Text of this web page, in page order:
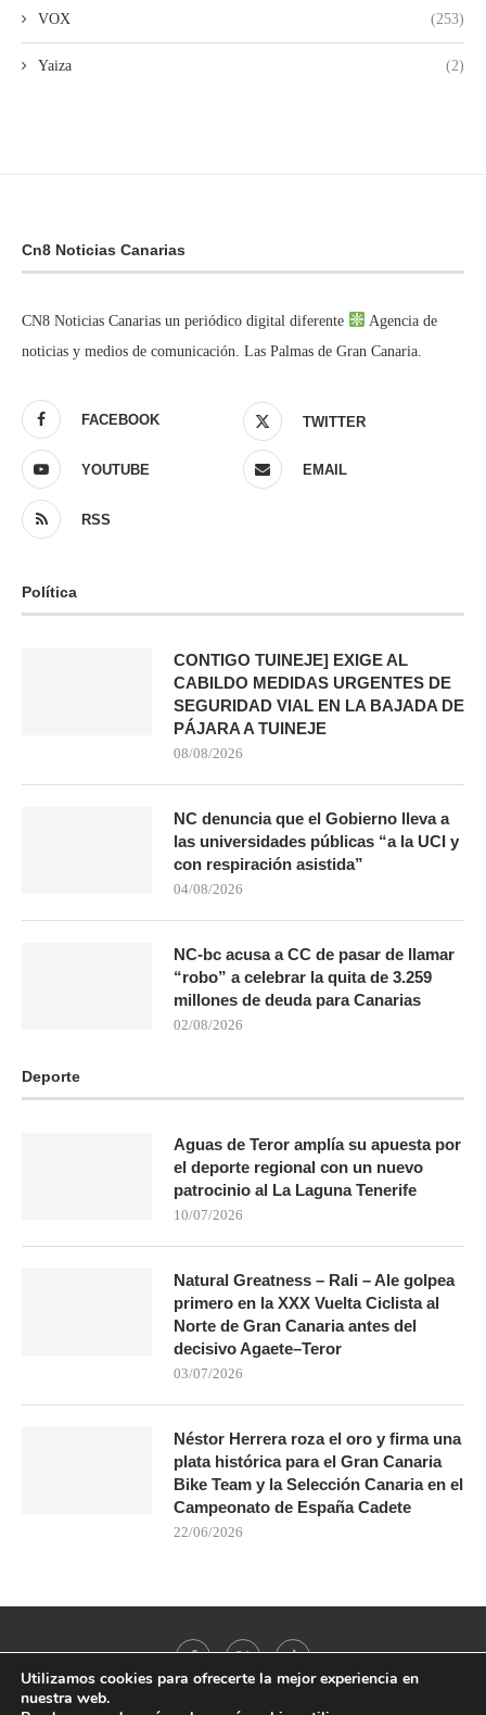
VOX (253)
Yaiza (2)
Cn8 Noticias Canarias
CN8 Noticias Canarias un periódico digital diferente
Agencia de
noticias y medios de comunicación. Las Palmas de Gran Canaria.
FACEBOOK TWITTER
YOUTUBE EMAIL
RSS
Política
CONTIGO TUINEJE] EXIGE AL
CABILDO MEDIDAS URGENTES DE
SEGURIDAD VIAL EN LA BAJADA DE
PÁJARA A TUINEJE
08/08/2026
NC denuncia que el Gobierno lleva a
las universidades públicas “a la UCI y
con respiración asistida”
04/08/2026
NC-bc acusa a CC de pasar de llamar
“robo” a celebrar la quita de 3.259
millones de deuda para Canarias
02/08/2026
Deporte
Aguas de Teror amplía su apuesta por
el deporte regional con un nuevo
patrocinio al La Laguna Tenerife
10/07/2026
Natural Greatness – Rali – Ale golpea
primero en la XXX Vuelta Ciclista al
Norte de Gran Canaria antes del
decisivo Agaete–Teror
03/07/2026
Néstor Herrera roza el oro y firma una
plata histórica para el Gran Canaria
Bike Team y la Selección Canaria en el
Campeonato de España Cadete
22/06/2026
Utilizamos cookies para ofrecerte la mejor experiencia en
nuestra web.